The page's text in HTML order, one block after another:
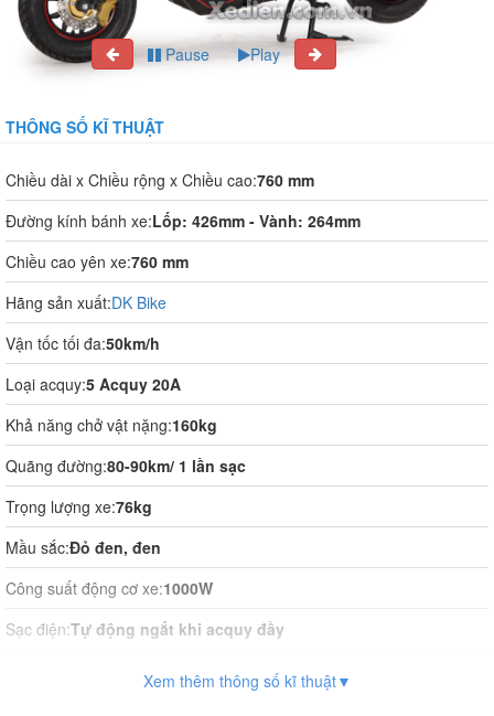
Pause Play
THÔNG SỐ KĨ THUẬT
Chiều dài x Chiều rộng x Chiều cao:760 mm
Đường kính bánh xe:Lốp: 426mm - Vành: 264mm
Chiều cao yên xe:760 mm
Hãng sản xuất:DK Bike
Vận tốc tối đa:50km/h
Loại acquy:5 Acquy 20A
Khả năng chở vật nặng:160kg
Quãng đường:80-90km/ 1 lần sạc
Trọng lượng xe:76kg
Mầu sắc:Đỏ đen, đen
Công suất động cơ xe:1000W
Sạc điện:Tự động ngắt khi acquy đầy
12h
Xem thêm thông số kĩ thuật▼